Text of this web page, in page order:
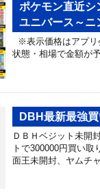
ポケモン直近シ
ユニバース～ニ
※表示価格はアプリ
状態・相場で金額が
DBH最新最強
ＤＢＨベジット未開
トで300000円買い
面王未開封、ヤム